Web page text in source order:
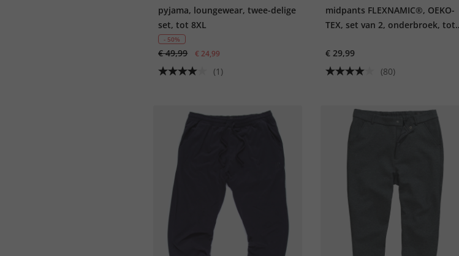
pyjama, loungewear, twee-delige
set, tot 8XL
- 50%
€ 49,99 € 24,99
(1)
midpants FLEXNAMIC®, OEKO-
TEX, set van 2, onderbroek, tot
€ 29,99
(80)